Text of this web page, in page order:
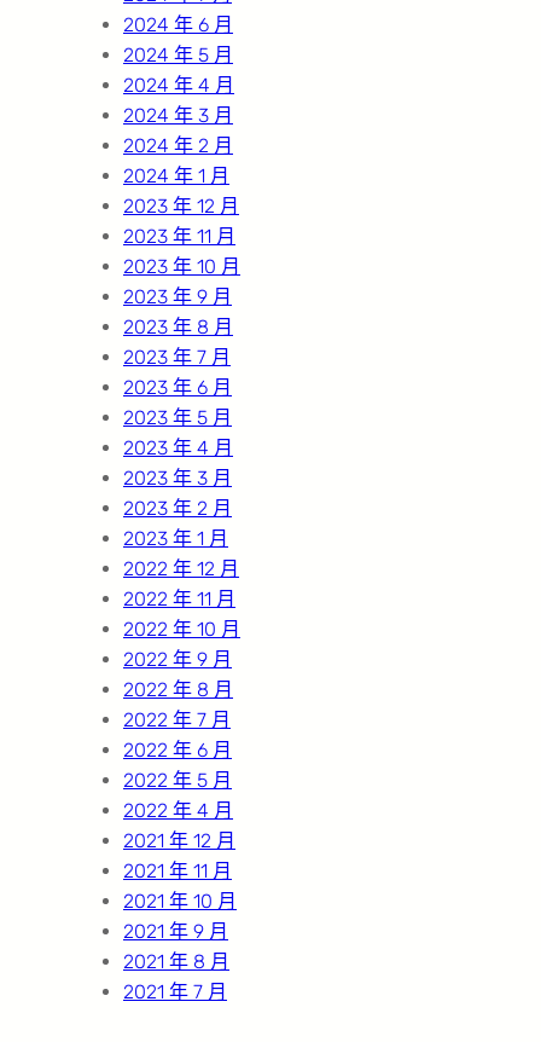
2024 年 6 月
2024 年 5 月
2024 年 4 月
2024 年 3 月
2024 年 2 月
2024 年 1 月
2023 年 12 月
2023 年 11 月
2023 年 10 月
2023 年 9 月
2023 年 8 月
2023 年 7 月
2023 年 6 月
2023 年 5 月
2023 年 4 月
2023 年 3 月
2023 年 2 月
2023 年 1 月
2022 年 12 月
2022 年 11 月
2022 年 10 月
2022 年 9 月
2022 年 8 月
2022 年 7 月
2022 年 6 月
2022 年 5 月
2022 年 4 月
2021 年 12 月
2021 年 11 月
2021 年 10 月
2021 年 9 月
2021 年 8 月
2021 年 7 月